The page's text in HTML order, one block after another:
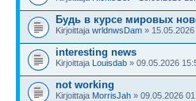
Будь в курсе мировых
Kirjoittaja wrldnwsDam »
interesting news
Kirjoittaja Louisdab » 09.05.2026
not working
Kirjoittaja MorrisJah » 09.05.2026